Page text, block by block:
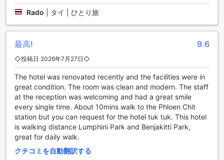
アーの手配もお任せください。観光名所や人気スポットへの
アクセスをスムーズにするため、チケットサービスもご利用
いただけます。さらに、車でお越しのお客様には駐車場も完
すので、車での移動がお好きな方にもおすすめです。シャト
ー ドゥ バンコクでは、タクシーサービスやシャトルサービス
もご利用いただけますので、市内の移動もスムーズに行えま
す。快適な交通施設が整っているシャトー ドゥ バンコクで、
素敵な滞在をお楽しみください。
快適な客室設備でくつろぎのひとときを
シャトー ドゥ バンコクは、バンコクの中心に位置する豪華な
ホテルです。お部屋にはエアコンが完備されており、快適な
リラックスした時間を過ごすことができます。さらに、毎日
Rado タイ | ひとり旅
最高! 9.6
◇投稿日 2026年7月27日◇
The hotel was renovated recently and the facilities were in
great condition. The room was clean and modern. The staff
at the reception was welcoming and had a great smile
every single time. About 10mins walk to the Phloen Chit
station but you can request for the hotel tuk tuk. This hotel
is walking distance Lumphini Park and Benjakitti Park,
great for daily walk.
クチコミを自動翻訳する